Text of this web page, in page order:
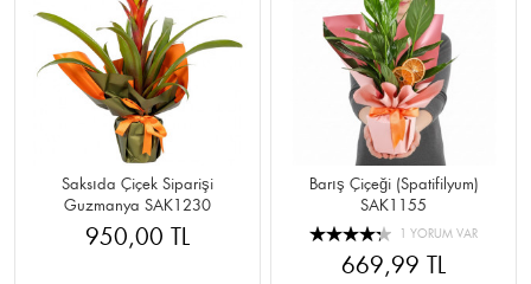
Saksıda Çiçek Siparişi
Guzmanya SAK1230
950,00 TL
Barış Çiçeği (Spatifilyum)
SAK1155
1 YORUM VAR
669,99 TL